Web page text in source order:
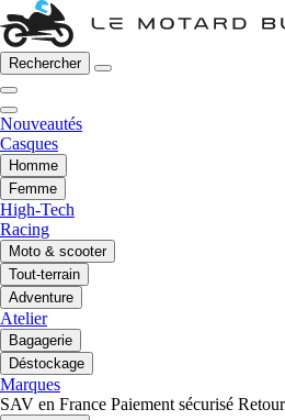
Rechercher
Nouveautés
Casques
Homme
Femme
High-Tech
Racing
Moto & scooter
Tout-terrain
Adventure
Atelier
Bagagerie
Déstockage
Marques
SAV en France Paiement sécurisé